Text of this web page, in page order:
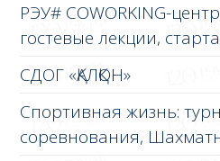
РЭУ# COWORKING-
гостевые лекции,
СДОГ «ҚАЛҚОН»
Спортивная жизнь:
соревнования,